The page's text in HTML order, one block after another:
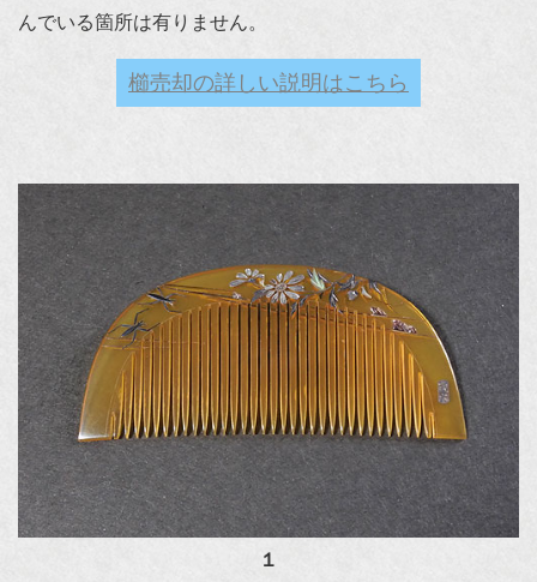
んでいる箇所は有りません。
櫛売却の詳しい説明はこちら
１